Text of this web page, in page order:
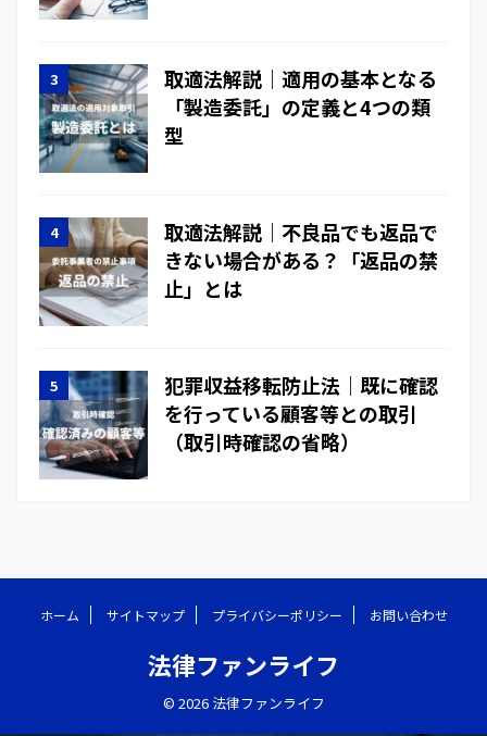
取適法解説｜適用の基本となる
「製造委託」の定義と4つの類
型
取適法解説｜不良品でも返品で
きない場合がある？「返品の禁
止」とは
犯罪収益移転防止法｜既に確認
を行っている顧客等との取引
（取引時確認の省略）
ホーム サイトマップ プライバシーポリシー お問い合わせ
法律ファンライフ
© 2026 法律ファンライフ